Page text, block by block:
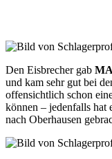
Den Eisbrecher gab
und kam sehr gut bei
offensichtlich schon
können – jedenfalls hat
nach Oberhausen